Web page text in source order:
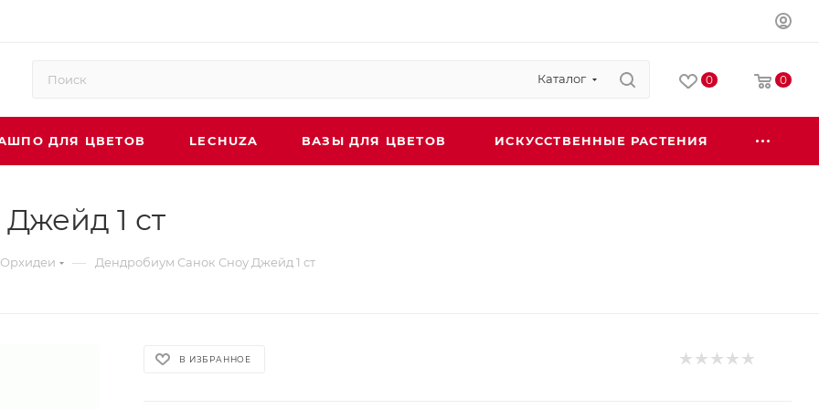
Каталог 0 0
ДЛЯ ЦВЕТОВ LECHUZA ВАЗЫ ДЛЯ ЦВЕТОВ ИСКУССТВЕННЫЕ РАСТЕНИЯ
1 ст
Орхидеи — Дендробиум Санок Сноу Джейд 1 ст
В ИЗБРАННОЕ